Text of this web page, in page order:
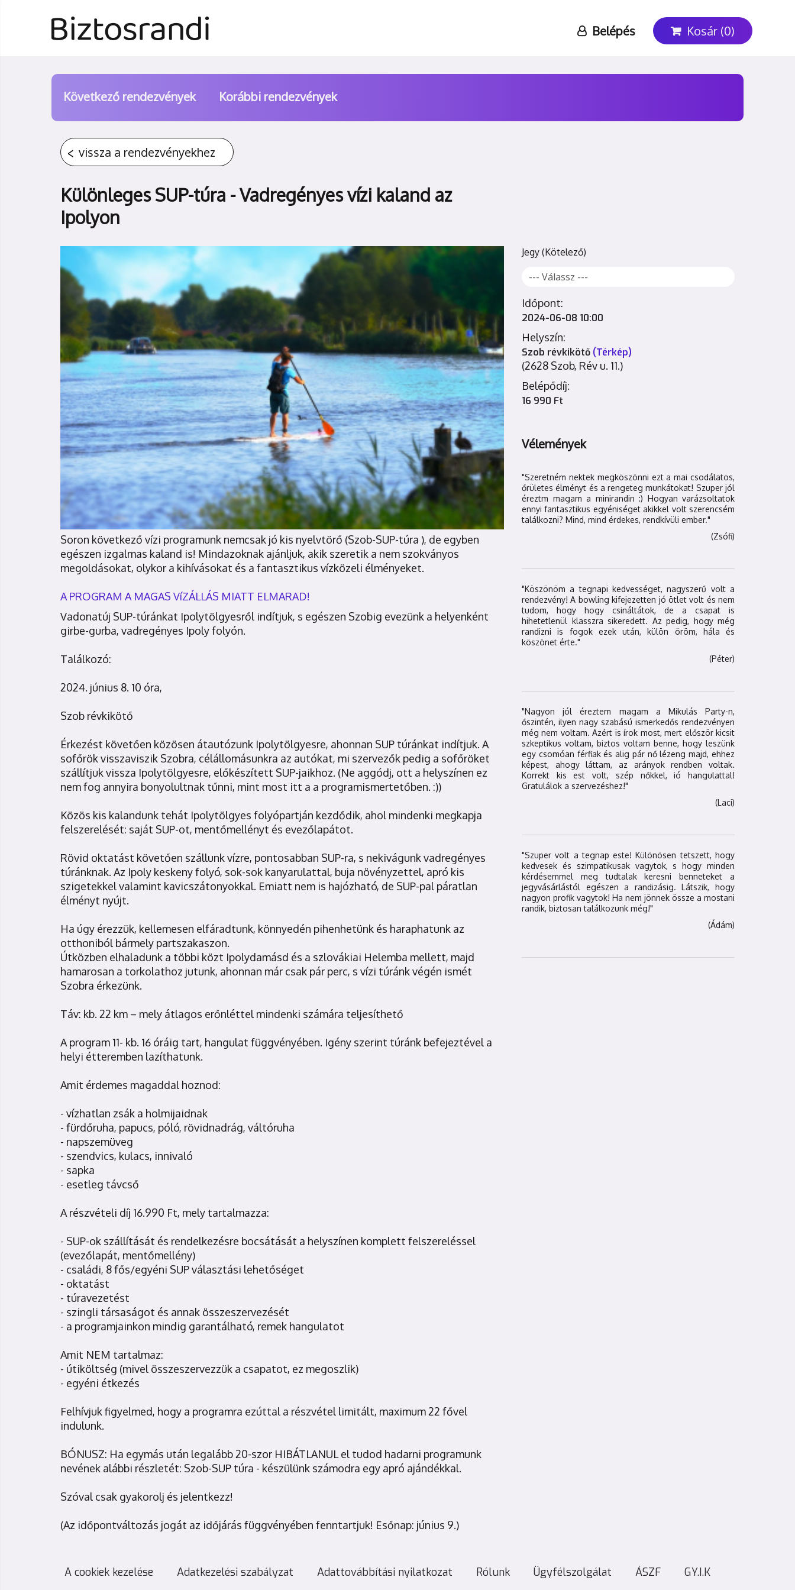
Belépés Kosár (0)
Következő rendezvények Korábbi rendezvények
vissza a rendezvényekhez
Különleges SUP-túra - Vadregényes vízi kaland az
Ipolyon
Soron következő vízi programunk nemcsak jó kis nyelvtörő (Szob-SUP-túra ), de egyben
egészen izgalmas kaland is! Mindazoknak ajánljuk, akik szeretik a nem szokványos
megoldásokat, olykor a kihívásokat és a fantasztikus vízközeli élményeket.
A PROGRAM A MAGAS VíZÁLLÁS MIATT ELMARAD!
Vadonatúj SUP-túránkat Ipolytölgyesről indítjuk, s egészen Szobig evezünk a helyenként
girbe-gurba, vadregényes Ipoly folyón.
Találkozó:
2024. június 8. 10 óra,
Szob révkikötő
Érkezést követően közösen átautózunk Ipolytölgyesre, ahonnan SUP túránkat indítjuk. A
sofőrök visszaviszik Szobra, célállomásunkra az autókat, mi szervezők pedig a sofőröket
szállítjuk vissza Ipolytölgyesre, előkészített SUP-jaikhoz. (Ne aggódj, ott a helyszínen ez
nem fog annyira bonyolultnak tűnni, mint most itt a a programismertetőben. :))
Közös kis kalandunk tehát Ipolytölgyes folyópartján kezdődik, ahol mindenki megkapja
felszerelését: saját SUP-ot, mentőmellényt és evezőlapátot.
Rövid oktatást követően szállunk vízre, pontosabban SUP-ra, s nekivágunk vadregényes
túránknak. Az Ipoly keskeny folyó, sok-sok kanyarulattal, buja növényzettel, apró kis
szigetekkel valamint kavicszátonyokkal. Emiatt nem is hajózható, de SUP-pal páratlan
élményt nyújt.
Ha úgy érezzük, kellemesen elfáradtunk, könnyedén pihenhetünk és haraphatunk az
otthoniból bármely partszakaszon.
Útközben elhaladunk a többi közt Ipolydamásd és a szlovákiai Helemba mellett, majd
hamarosan a torkolathoz jutunk, ahonnan már csak pár perc, s vízi túránk végén ismét
Szobra érkezünk.
Táv: kb. 22 km – mely átlagos erőnléttel mindenki számára teljesíthető
A program 11- kb. 16 óráig tart, hangulat függvényében. Igény szerint túránk befejeztével a
helyi étteremben lazíthatunk.
Amit érdemes magaddal hoznod:
- vízhatlan zsák a holmijaidnak
- fürdőruha, papucs, póló, rövidnadrág, váltóruha
- napszemüveg
- szendvics, kulacs, innivaló
- sapka
- esetleg távcső
A részvételi díj 16.990 Ft, mely tartalmazza:
- SUP-ok szállítását és rendelkezésre bocsátását a helyszínen komplett felszereléssel
(evezőlapát, mentőmellény)
- családi, 8 fős/egyéni SUP választási lehetőséget
- oktatást
- túravezetést
- szingli társaságot és annak összeszervezését
- a programjainkon mindig garantálható, remek hangulatot
Amit NEM tartalmaz:
- útiköltség (mivel összeszervezzük a csapatot, ez megoszlik)
- egyéni étkezés
Felhívjuk figyelmed, hogy a programra ezúttal a részvétel limitált, maximum 22 fővel
indulunk.
BÓNUSZ: Ha egymás után legalább 20-szor HIBÁTLANUL el tudod hadarni programunk
nevének alábbi részletét: Szob-SUP túra - készülünk számodra egy apró ajándékkal.
Szóval csak gyakorolj és jelentkezz!
(Az időpontváltozás jogát az időjárás függvényében fenntartjuk! Esőnap: június 9.)
Jegy
Időpont:
2024-06-08 10:00
Helyszín:
Szob révkikötő (Térkép)
(2628 Szob, Rév u. 11.)
Belépődíj:
16 990 Ft
Vélemények
"Szeretném nektek megköszönni ezt a mai csodálatos,
őrületes élményt és a rengeteg munkátokat! Szuper jól
éreztm magam a minirandin :) Hogyan varázsoltatok
ennyi fantasztikus egyéniséget akikkel volt szerencsém
találkozni? Mind, mind érdekes, rendkívüli ember."
(Zsófi)
"Köszönöm a tegnapi kedvességet, nagyszerű volt a
rendezvény! A bowling kifejezetten jó ötlet volt és nem
tudom, hogy hogy csináltátok, de a csapat is
hihetetlenül klasszra sikeredett. Az pedig, hogy még
randizni is fogok ezek után, külön öröm, hála és
köszönet érte."
(Péter)
"Nagyon jól éreztem magam a Mikulás Party-n,
őszintén, ilyen nagy szabású ismerkedős rendezvényen
még nem voltam. Azért is írok most, mert először kicsit
szkeptikus voltam, biztos voltam benne, hogy leszünk
egy csomóan férfiak és alig pár nő lézeng majd, ehhez
képest, ahogy láttam, az arányok rendben voltak.
Korrekt kis est volt, szép nőkkel, ió hangulattal!
Gratulálok a szervezéshez!"
(Laci)
"Szuper volt a tegnap este! Különösen tetszett, hogy
kedvesek és szimpatikusak vagytok, s hogy minden
kérdésemmel meg tudtalak keresni benneteket a
jegyvásárlástól egészen a randizásig. Látszik, hogy
nagyon profik vagytok! Ha nem jönnek össze a mostani
randik, biztosan találkozunk még!"
(Ádám)
A cookiek kezelése Adatkezelési szabályzat Adattovábbítási nyilatkozat Rólunk Ügyfélszolgálat ÁSZF GY.I.K